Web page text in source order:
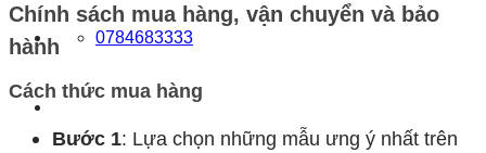
0784683333
Chính sách mua hàng, vận chuyển và bảo
hành
Cách thức mua hàng
Bước 1: Lựa chọn những mẫu ưng ý nhất trên